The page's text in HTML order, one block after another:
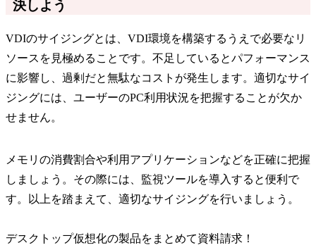
決しよう
VDIのサイジングとは、VDI環境を構築するうえで必要なリ
ソースを見極めることです。不足しているとパフォーマンス
に影響し、過剰だと無駄なコストが発生します。適切なサイ
ジングには、ユーザーのPC利用状況を把握することが欠か
せません。
メモリの消費割合や利用アプリケーションなどを正確に把握
しましょう。その際には、監視ツールを導入すると便利で
す。以上を踏まえて、適切なサイジングを行いましょう。
デスクトップ仮想化の製品をまとめて資料請求！